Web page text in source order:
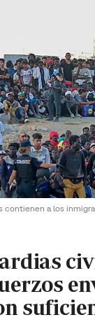
contienen a los